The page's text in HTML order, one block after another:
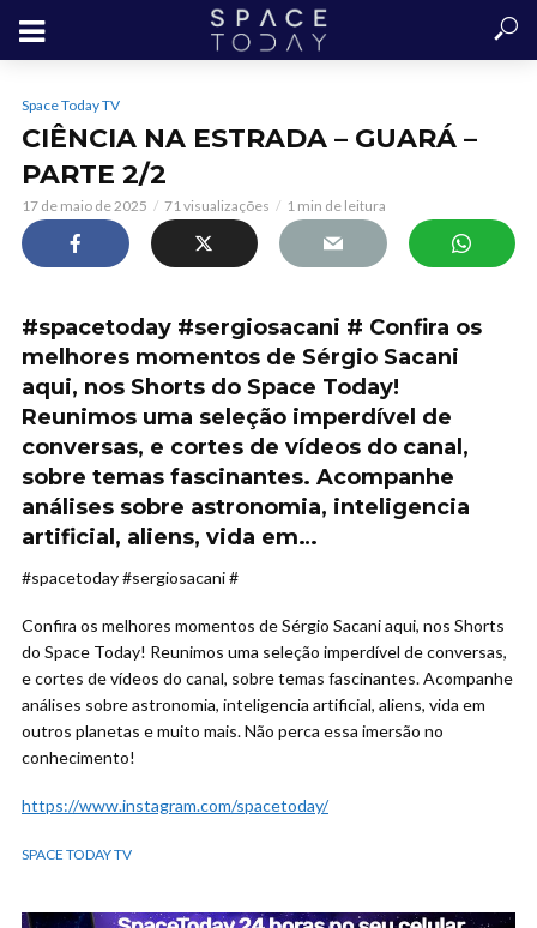
Space Today TV
CIÊNCIA NA ESTRADA – GUARÁ –
PARTE 2/2
17 de maio de 2025 71 visualizações 1 min de leitura
#spacetoday #sergiosacani # Confira os
melhores momentos de Sérgio Sacani
aqui, nos Shorts do Space Today!
Reunimos uma seleção imperdível de
conversas, e cortes de vídeos do canal,
sobre temas fascinantes. Acompanhe
análises sobre astronomia, inteligencia
artificial, aliens, vida em…
#spacetoday #sergiosacani #
Confira os melhores momentos de Sérgio Sacani aqui, nos Shorts
do Space Today! Reunimos uma seleção imperdível de conversas,
e cortes de vídeos do canal, sobre temas fascinantes. Acompanhe
análises sobre astronomia, inteligencia artificial, aliens, vida em
outros planetas e muito mais. Não perca essa imersão no
conhecimento!
https://www.instagram.com/spacetoday/
SPACE TODAY TV